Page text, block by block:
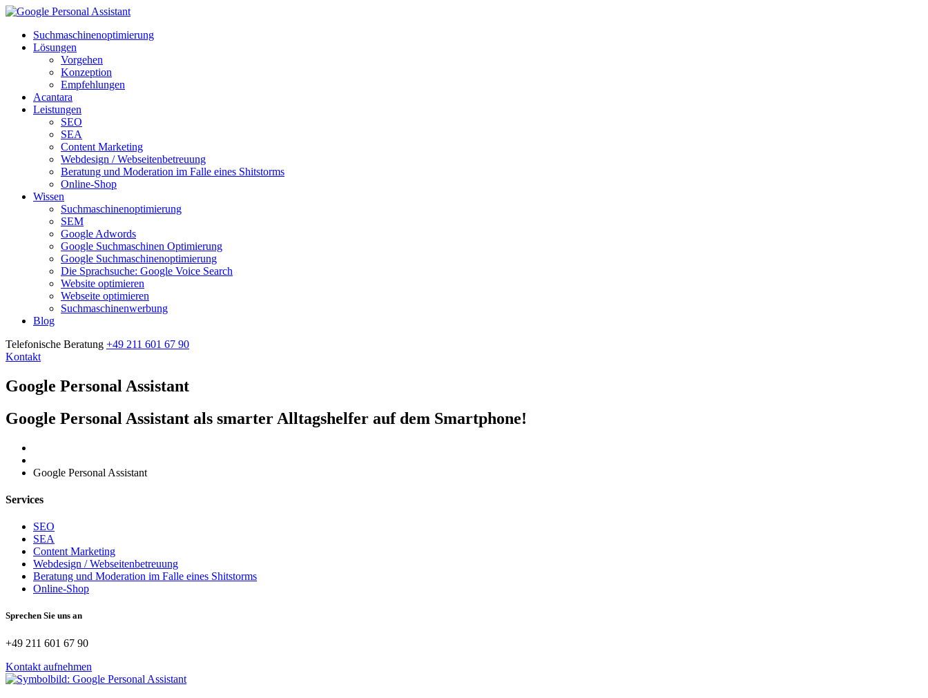
Suchmaschinenoptimierung
Lösungen
Vorgehen
Konzeption
Empfehlungen
Acantara
Leistungen
SEO
SEA
Content Marketing
Webdesign / Webseitenbetreuung
Beratung und Moderation im Falle eines Shitstorms
Online-Shop
Wissen
Suchmaschinenoptimierung
SEM
Google Adwords
Google Suchmaschinen Optimierung
Google Suchmaschinenoptimierung
Die Sprachsuche: Google Voice Search
Website optimieren
Webseite optimieren
Suchmaschinenwerbung
Blog
Telefonische Beratung +49 211 601 67 90
Kontakt
Google Personal Assistant
Google Personal Assistant als smarter Alltagshelfer auf dem Smartphone!
Google Personal Assistant
Services
SEO
SEA
Content Marketing
Webdesign / Webseitenbetreuung
Beratung und Moderation im Falle eines Shitstorms
Online-Shop
Sprechen Sie uns an
+49 211 601 67 90
Kontakt aufnehmen